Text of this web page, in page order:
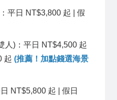
平日 NT$3,800 起 | 假
人)：平日 NT$4,500 起
起 (推薦！加點錢選海景
NT$5,800 起 | 假日